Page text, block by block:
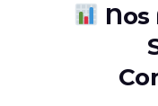
Nos
Co